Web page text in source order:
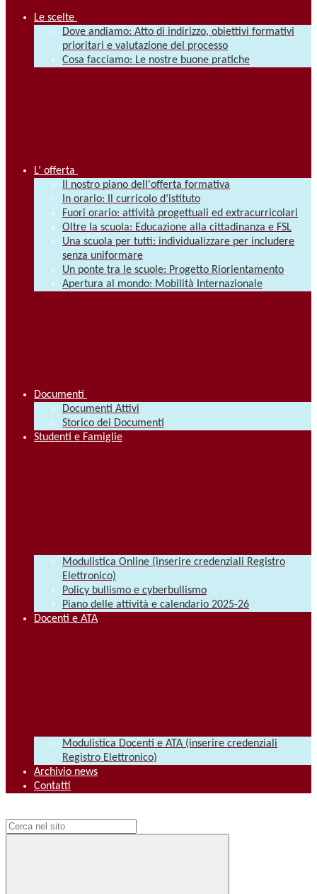
Le scelte
Dove andiamo: Atto di indirizzo, obiettivi formativi
prioritari e valutazione del processo
Cosa facciamo: Le nostre buone pratiche
L’ offerta
Il nostro piano dell'offerta formativa
In orario: Il curricolo d’istituto
Fuori orario: attività progettuali ed extracurricolari
Oltre la scuola: Educazione alla cittadinanza e FSL
Una scuola per tutti: individualizzare per includere
senza uniformare
Un ponte tra le scuole: Progetto Riorientamento
Apertura al mondo: Mobilità Internazionale
Documenti
Documenti Attivi
Storico dei Documenti
Studenti e Famiglie
Modulistica Online (inserire credenziali Registro
Elettronico)
Policy bullismo e cyberbullismo
Piano delle attività e calendario 2025-26
Docenti e ATA
Modulistica Docenti e ATA (inserire credenziali
Registro Elettronico)
Archivio news
Contatti